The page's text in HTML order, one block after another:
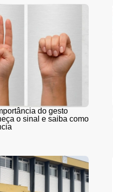
do gesto
o sinal e saiba como